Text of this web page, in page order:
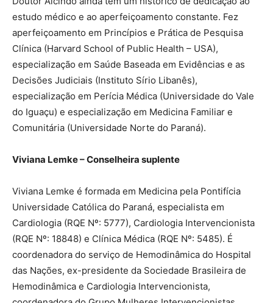
estudo médico e ao aperfeiçoamento constante. Fez
aperfeiçoamento em Princípios e Prática de Pesquisa
Clínica (Harvard School of Public Health – USA),
especialização em Saúde Baseada em Evidências e as
Decisões Judiciais (Instituto Sírio Libanês),
especialização em Perícia Médica (Universidade do Vale
do Iguaçu) e especialização em Medicina Familiar e
Comunitária (Universidade Norte do Paraná).
Viviana Lemke – Conselheira suplente
Viviana Lemke é formada em Medicina pela Pontifícia
Universidade Católica do Paraná, especialista em
Cardiologia (RQE Nº: 5777), Cardiologia Intervencionista
(RQE Nº: 18848) e Clínica Médica (RQE Nº: 5485). É
coordenadora do serviço de Hemodinâmica do Hospital
das Nações, ex-presidente da Sociedade Brasileira de
Hemodinâmica e Cardiologia Intervencionista,